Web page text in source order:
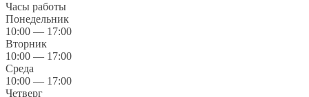
Часы работы
Понедельник
10:00 — 17:00
Вторник
10:00 — 17:00
Среда
10:00 — 17:00
Четверг